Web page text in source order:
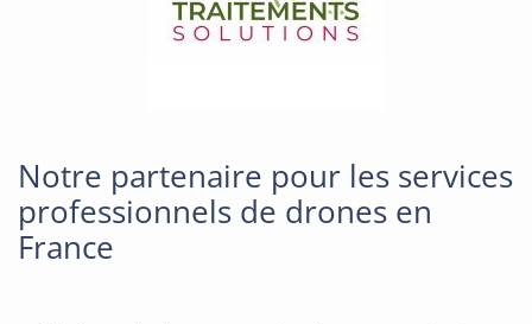
Notre partenaire pour les services
professionnels de drones en
France